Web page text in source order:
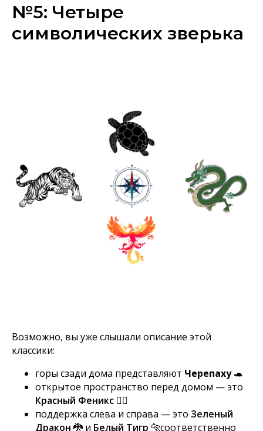
№5: Четыре
символических зверька
Возможно, вы уже слышали описание этой
классики:
горы сзади дома представляют Черепаху🐢
открытое пространство перед домом — это
Красный Феникс 🐦‍🔥
поддержка слева и справа — это Зеленый
Дракон 🐉 и Белый Тигр 🐅соответственно